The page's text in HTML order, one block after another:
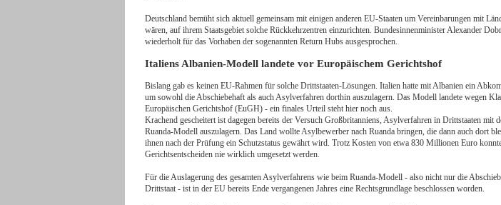
Deutschland bemüht sich aktuell gemeinsam mit einigen anderen EU-Staaten um Vereinbarungen mit
wären, auf ihrem Staatsgebiet solche Rückkehrzentren einzurichten. Bundesinnenminister Alexander
wiederholt für das Vorhaben der sogenannten Return Hubs ausgesprochen.
Italiens Albanien-Modell landete vor Europäischem Gerichtshof
Bislang gab es keinen EU-Rahmen für solche Drittstaaten-Lösungen. Italien hatte mit Albanien ein
um sowohl die Abschiebehaft als auch Asylverfahren dorthin auszulagern. Das Modell landete wegen
Europäischen Gerichtshof (EuGH) - ein finales Urteil steht hier noch aus.
Krachend gescheitert ist dagegen bereits der Versuch Großbritanniens, Asylverfahren in Drittstaaten mit
Ruanda-Modell auszulagern. Das Land wollte Asylbewerber nach Ruanda bringen, die dann auch dort
ihnen nach der Prüfung ein Schutzstatus gewährt wird. Trotz Kosten von etwa 830 Millionen Euro
Gerichtsentscheiden nie wirklich umgesetzt werden.
Für die Auslagerung des gesamten Asylverfahrens wie beim Ruanda-Modell - also nicht nur die
Drittstaat - ist in der EU bereits Ende vergangenen Jahres eine Rechtsgrundlage beschlossen worden.